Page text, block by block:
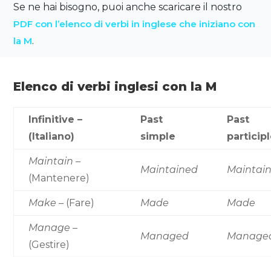
Se ne hai bisogno, puoi anche scaricare il nostro
PDF con l’elenco di verbi in inglese che iniziano con
la M.
Elenco di verbi inglesi con la M
Infinitive –
(Italiano)
Past
simple
Past
Maintain –
(Mantenere)
Maintained
Make – (Fare) Made Made
Manage –
(Gestire)
Managed